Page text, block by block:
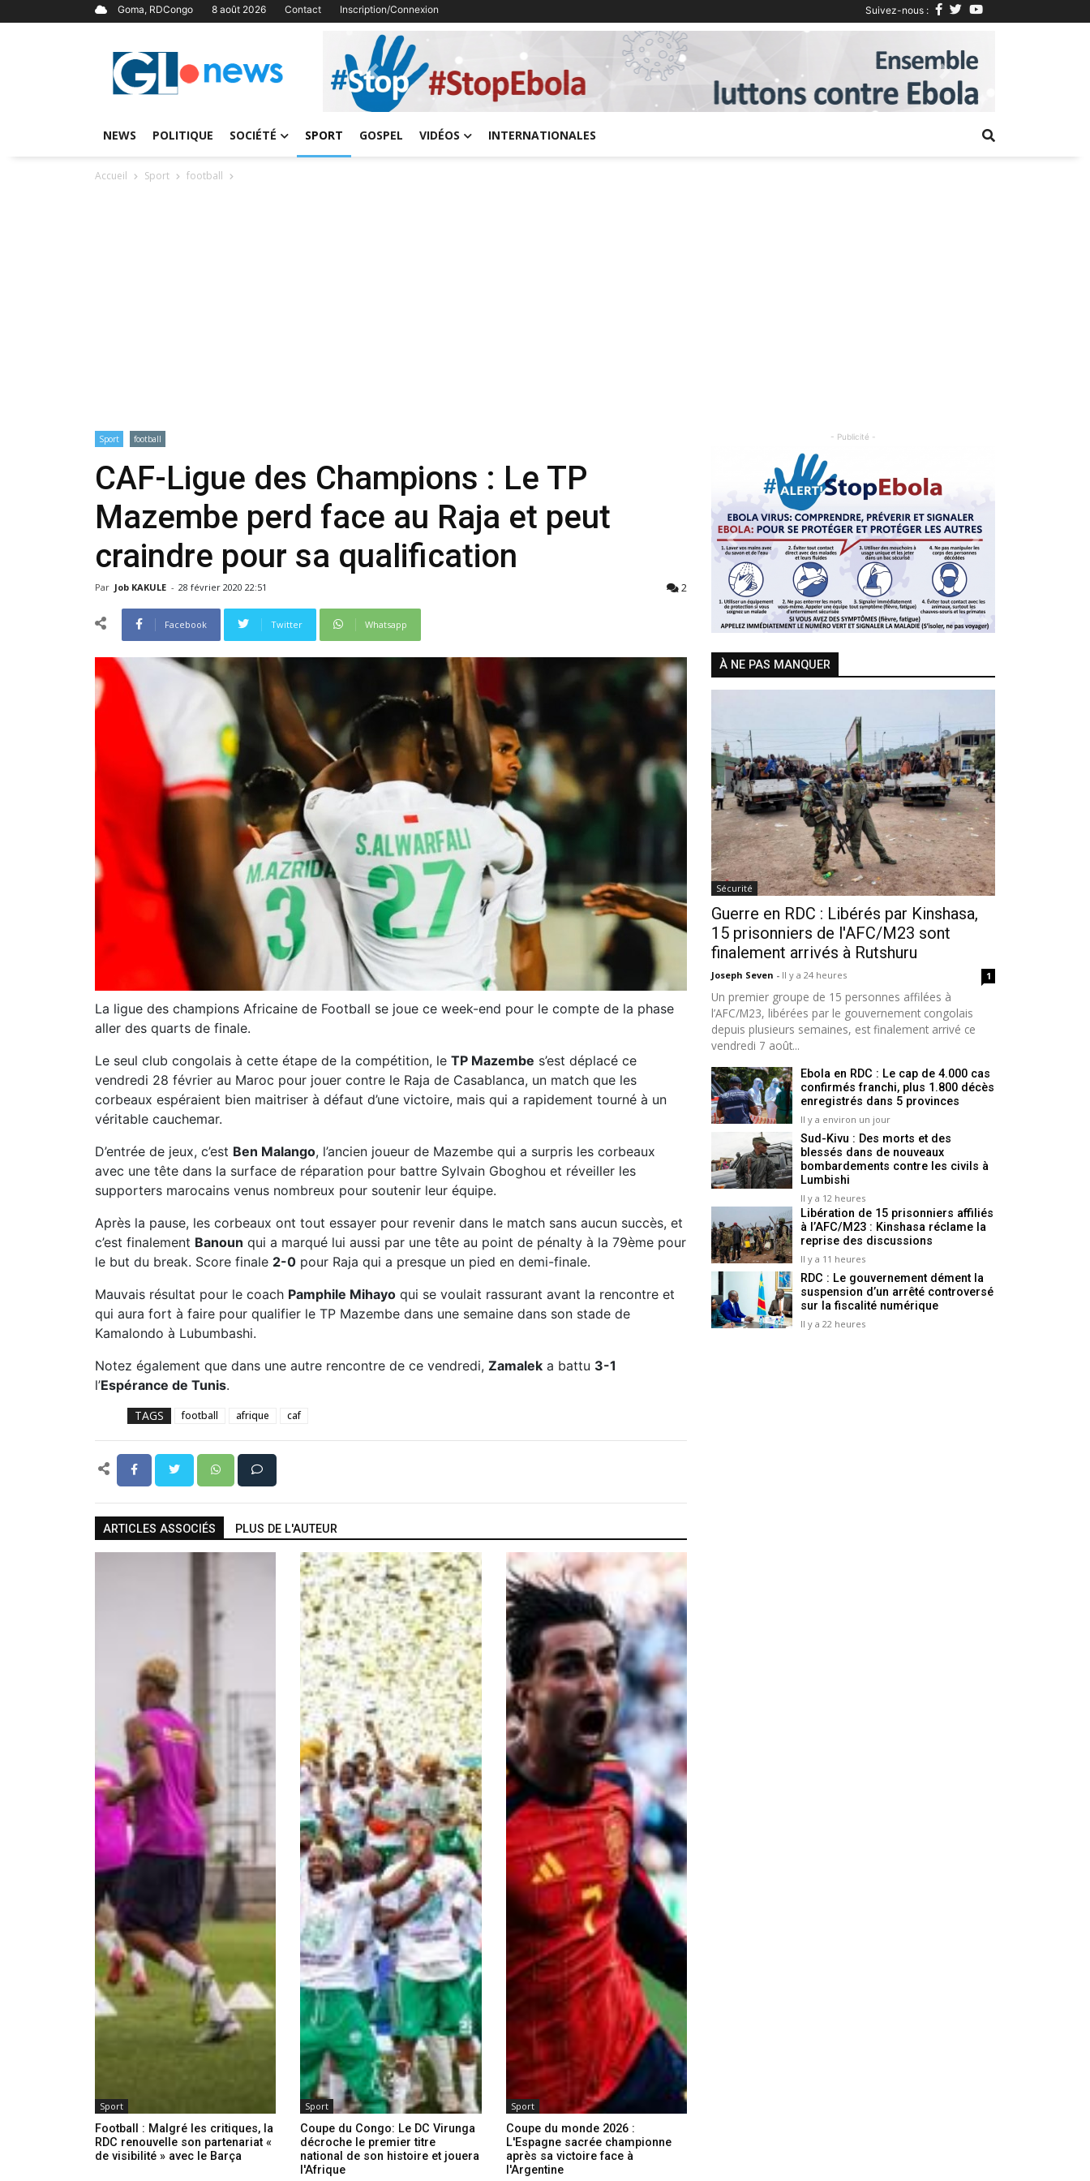
Goma, RDCongo 8 août 2026 Contact Inscription/Connexion Suivez-nous :
Previous Next
NEWS POLITIQUE SOCIÉTÉ SPORT GOSPEL VIDÉOS INTERNATIONALES
Accueil Sport football
Sport football
CAF-Ligue des Champions : Le TP
Mazembe perd face au Raja et peut
craindre pour sa qualification
Par Job KAKULE - 28 février 2020 22:51 2
Facebook Twitter Whatsapp
La ligue des champions Africaine de Football se joue ce week-end pour le compte de la phase
aller des quarts de finale.
Le seul club congolais à cette étape de la compétition, le TP Mazembe s’est déplacé ce
vendredi 28 février au Maroc pour jouer contre le Raja de Casablanca, un match que les
corbeaux espéraient bien maitriser à défaut d’une victoire, mais qui a rapidement tourné à un
véritable cauchemar.
D’entrée de jeux, c’est Ben Malango, l’ancien joueur de Mazembe qui a surpris les corbeaux
avec une tête dans la surface de réparation pour battre Sylvain Gboghou et réveiller les
supporters marocains venus nombreux pour soutenir leur équipe.
Après la pause, les corbeaux ont tout essayer pour revenir dans le match sans aucun succès, et
c’est finalement Banoun qui a marqué lui aussi par une tête au point de pénalty à la 79ème pour
le but du break. Score finale 2-0 pour Raja qui a presque un pied en demi-finale.
Mauvais résultat pour le coach Pamphile Mihayo qui se voulait rassurant avant la rencontre et
qui aura fort à faire pour qualifier le TP Mazembe dans une semaine dans son stade de
Kamalondo à Lubumbashi.
Notez également que dans une autre rencontre de ce vendredi, Zamalek a battu 3-1
l’Espérance de Tunis.
TAGS football afrique caf
ARTICLES ASSOCIÉS PLUS DE L'AUTEUR
Sport
Football : Malgré les critiques, la
RDC renouvelle son partenariat «
de visibilité » avec le Barça
Sport
Coupe du Congo: Le DC Virunga
décroche le premier titre
national de son histoire et jouera
l'Afrique
Sport
Coupe du monde 2026 :
L'Espagne sacrée championne
après sa victoire face à
l'Argentine
- Publicité -
Previous Next
À NE PAS MANQUER
Sécurité
Guerre en RDC : Libérés par Kinshasa,
15 prisonniers de l'AFC/M23 sont
finalement arrivés à Rutshuru
Joseph Seven - Il y a 24 heures 1
Un premier groupe de 15 personnes affilées à
l’AFC/M23, libérées par le gouvernement congolais
depuis plusieurs semaines, est finalement arrivé ce
vendredi 7 août...
Ebola en RDC : Le cap de 4.000 cas
confirmés franchi, plus 1.800 décès
enregistrés dans 5 provinces
Il y a environ un jour
Sud-Kivu : Des morts et des
blessés dans de nouveaux
bombardements contre les civils à
Lumbishi
Il y a 12 heures
Libération de 15 prisonniers affiliés
à l’AFC/M23 : Kinshasa réclame la
reprise des discussions
Il y a 11 heures
RDC : Le gouvernement dément la
suspension d’un arrêté controversé
sur la fiscalité numérique
Il y a 22 heures